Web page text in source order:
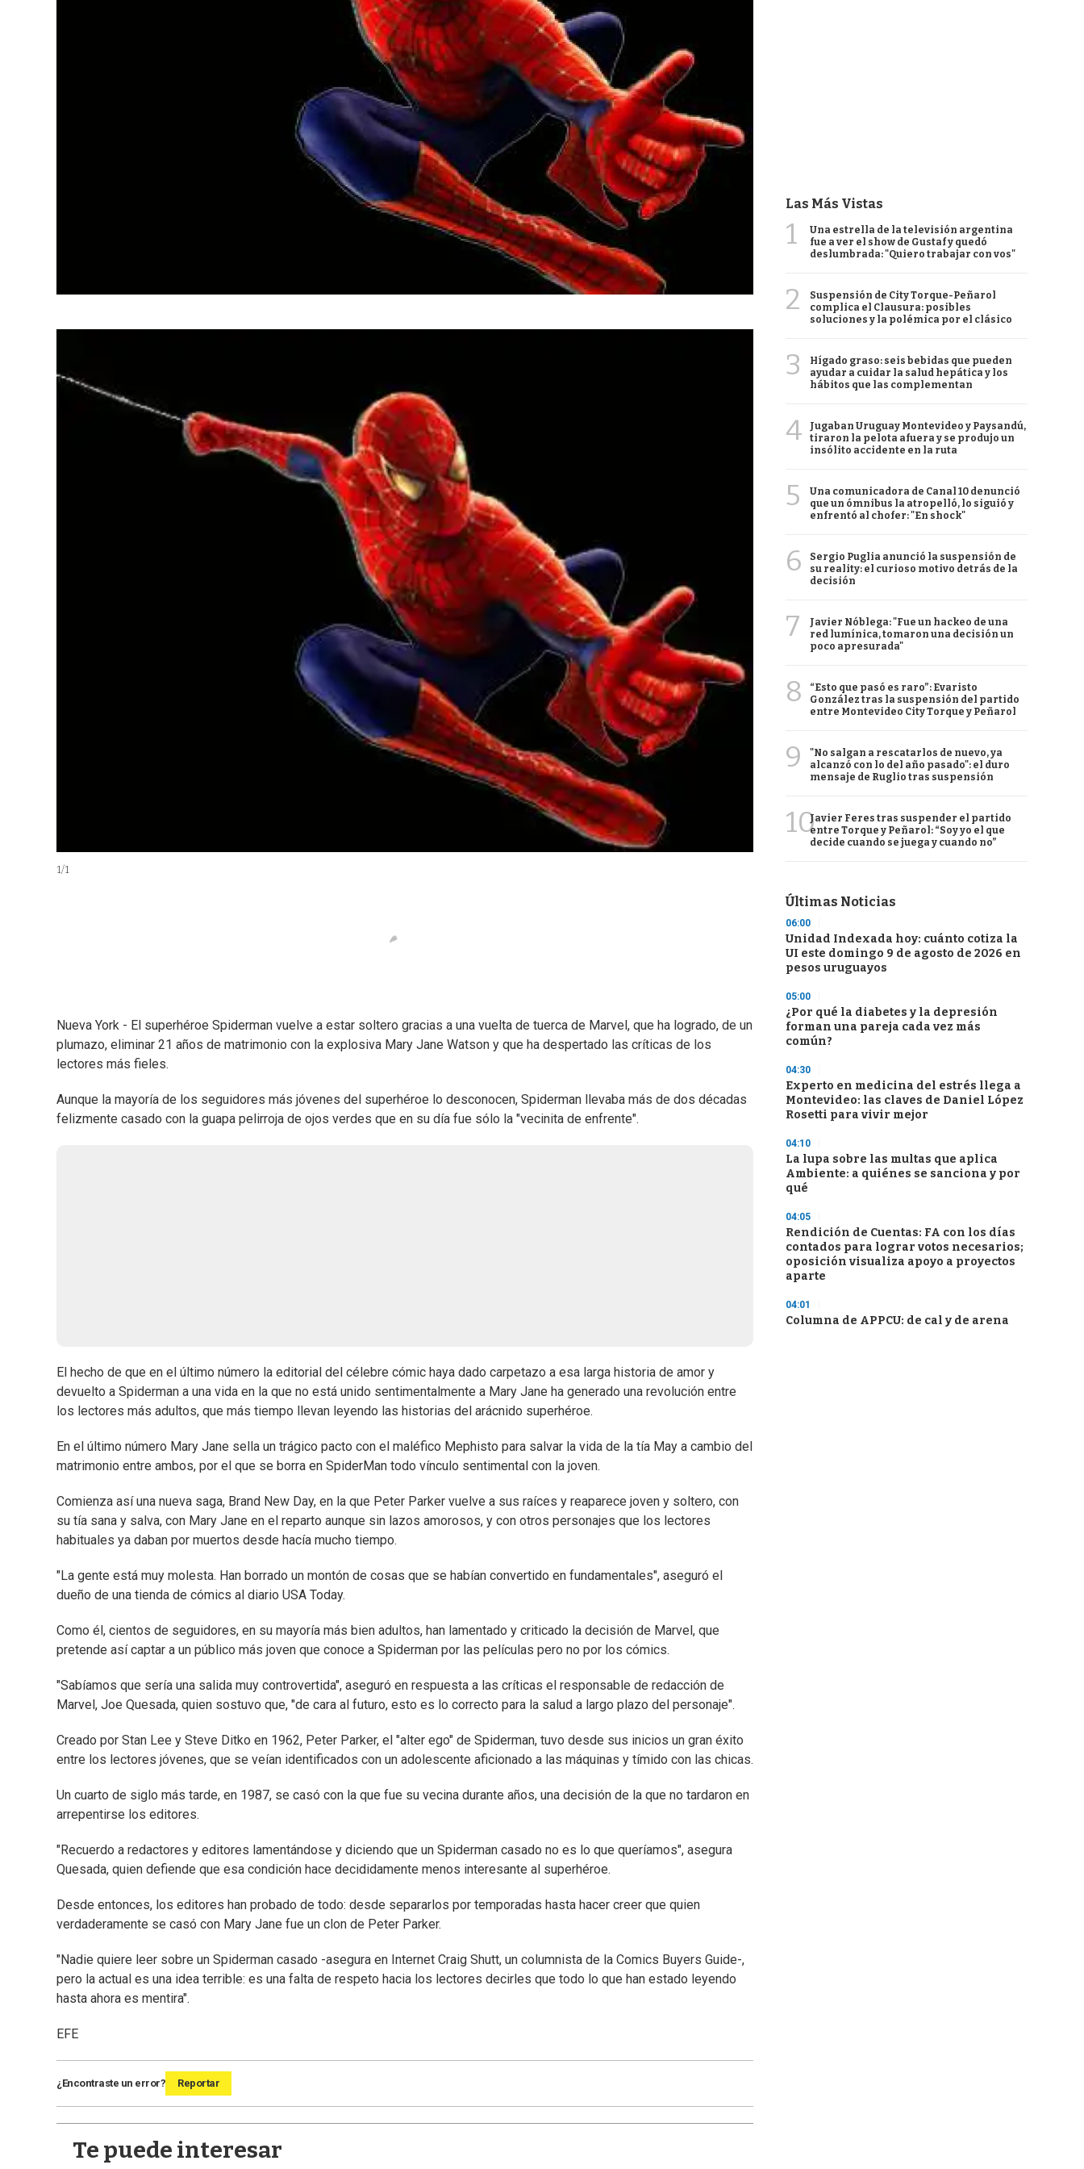
1/1
Nueva York - El superhéroe Spiderman vuelve a estar soltero gracias a una vuelta de tuerca de Marvel, que ha logrado, de un
plumazo, eliminar 21 años de matrimonio con la explosiva Mary Jane Watson y que ha despertado las críticas de los
lectores más fieles.
Aunque la mayoría de los seguidores más jóvenes del superhéroe lo desconocen, Spiderman llevaba más de dos décadas
felizmente casado con la guapa pelirroja de ojos verdes que en su día fue sólo la "vecinita de enfrente".
El hecho de que en el último número la editorial del célebre cómic haya dado carpetazo a esa larga historia de amor y
devuelto a Spiderman a una vida en la que no está unido sentimentalmente a Mary Jane ha generado una revolución entre
los lectores más adultos, que más tiempo llevan leyendo las historias del arácnido superhéroe.
En el último número Mary Jane sella un trágico pacto con el maléfico Mephisto para salvar la vida de la tía May a cambio del
matrimonio entre ambos, por el que se borra en SpiderMan todo vínculo sentimental con la joven.
Comienza así una nueva saga, Brand New Day, en la que Peter Parker vuelve a sus raíces y reaparece joven y soltero, con
su tía sana y salva, con Mary Jane en el reparto aunque sin lazos amorosos, y con otros personajes que los lectores
habituales ya daban por muertos desde hacía mucho tiempo.
"La gente está muy molesta. Han borrado un montón de cosas que se habían convertido en fundamentales", aseguró el
dueño de una tienda de cómics al diario USA Today.
Como él, cientos de seguidores, en su mayoría más bien adultos, han lamentado y criticado la decisión de Marvel, que
pretende así captar a un público más joven que conoce a Spiderman por las películas pero no por los cómics.
"Sabíamos que sería una salida muy controvertida", aseguró en respuesta a las críticas el responsable de redacción de
Marvel, Joe Quesada, quien sostuvo que, "de cara al futuro, esto es lo correcto para la salud a largo plazo del personaje".
Creado por Stan Lee y Steve Ditko en 1962, Peter Parker, el "alter ego" de Spiderman, tuvo desde sus inicios un gran éxito
entre los lectores jóvenes, que se veían identificados con un adolescente aficionado a las máquinas y tímido con las chicas.
Un cuarto de siglo más tarde, en 1987, se casó con la que fue su vecina durante años, una decisión de la que no tardaron en
arrepentirse los editores.
"Recuerdo a redactores y editores lamentándose y diciendo que un Spiderman casado no es lo que queríamos", asegura
Quesada, quien defiende que esa condición hace decididamente menos interesante al superhéroe.
Desde entonces, los editores han probado de todo: desde separarlos por temporadas hasta hacer creer que quien
verdaderamente se casó con Mary Jane fue un clon de Peter Parker.
"Nadie quiere leer sobre un Spiderman casado -asegura en Internet Craig Shutt, un columnista de la Comics Buyers Guide-,
pero la actual es una idea terrible: es una falta de respeto hacia los lectores decirles que todo lo que han estado leyendo
hasta ahora es mentira".
EFE
¿Encontraste un error? Reportar
Te puede interesar
Las Más Vistas
1
Una estrella de la televisión argentina
fue a ver el show de Gustaf y quedó
deslumbrada: "Quiero trabajar con vos"
2
Suspensión de City Torque-Peñarol
complica el Clausura: posibles
soluciones y la polémica por el clásico
3
Hígado graso: seis bebidas que pueden
ayudar a cuidar la salud hepática y los
hábitos que las complementan
4
Jugaban Uruguay Montevideo y Paysandú,
tiraron la pelota afuera y se produjo un
insólito accidente en la ruta
5
Una comunicadora de Canal 10 denunció
que un ómnibus la atropelló, lo siguió y
enfrentó al chofer: "En shock"
6
Sergio Puglia anunció la suspensión de
su reality: el curioso motivo detrás de la
decisión
7
Javier Nóblega: "Fue un hackeo de una
red lumínica, tomaron una decisión un
poco apresurada"
8
“Esto que pasó es raro”: Evaristo
González tras la suspensión del partido
entre Montevideo City Torque y Peñarol
9
"No salgan a rescatarlos de nuevo, ya
alcanzó con lo del año pasado": el duro
mensaje de Ruglio tras suspensión
10Javier Feres tras suspender el partido
entre Torque y Peñarol: “Soy yo el que
decide cuando se juega y cuando no”
Últimas Noticias
06:00
Unidad Indexada hoy: cuánto cotiza la
UI este domingo 9 de agosto de 2026 en
pesos uruguayos
05:00
¿Por qué la diabetes y la depresión
forman una pareja cada vez más
común?
04:30
Experto en medicina del estrés llega a
Montevideo: las claves de Daniel López
Rosetti para vivir mejor
04:10
La lupa sobre las multas que aplica
Ambiente: a quiénes se sanciona y por
qué
04:05
Rendición de Cuentas: FA con los días
contados para lograr votos necesarios;
oposición visualiza apoyo a proyectos
aparte
04:01
Columna de APPCU: de cal y de arena